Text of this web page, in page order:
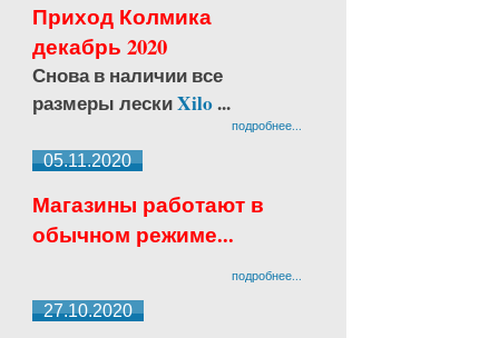
Приход Колмика
декабрь 2020
Снова в наличии все
размеры лескиXilo...
подробнее...
05.11.2020
Магазины работают в
обычном режиме...
подробнее...
27.10.2020